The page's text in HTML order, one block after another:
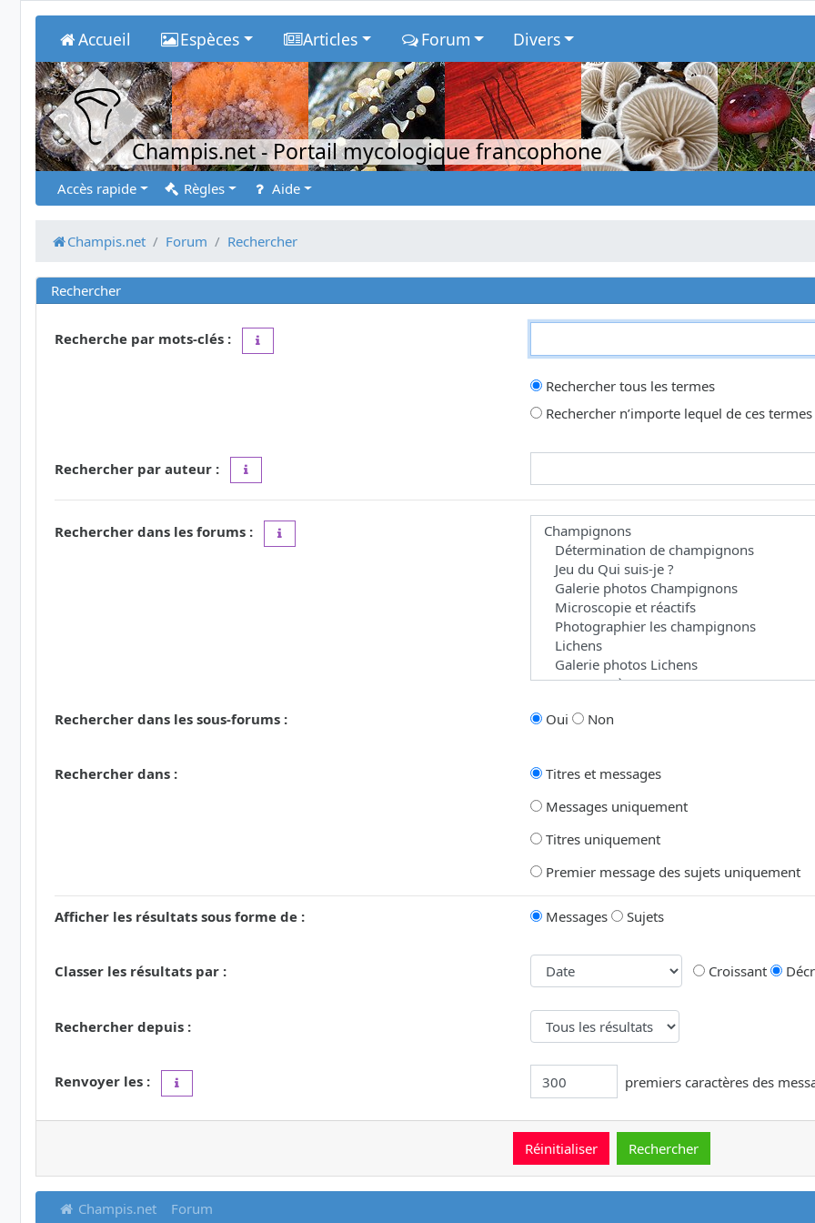
Accueil Espèces Articles Forum Divers
Champis.net- Portail mycologique francophone
Accès rapide Règles Aide
Champis.net Forum Rechercher
Rechercher
Recherche par mots-clés :
Rechercher tous les termes
Rechercher n’importe lequel de ces termes
Rechercher par auteur :
Rechercher dans les forums : Choisissez le forum ou les forums dans le(s)quel(s) vous souhaitez effectuer une recherche.
Rechercher dans les sous-forums : Oui Non
Rechercher dans :
Titres et messages
Messages uniquement
Titres uniquement
Premier message des sujets uniquement
Afficher les résultats sous forme de : Messages Sujets
Classer les résultats par : Croissant
Rechercher depuis :
Renvoyer les : premiers caractères des
Champis.net Forum